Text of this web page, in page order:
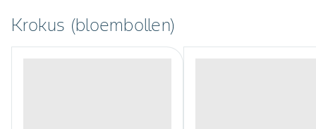
Krokus (bloembollen)